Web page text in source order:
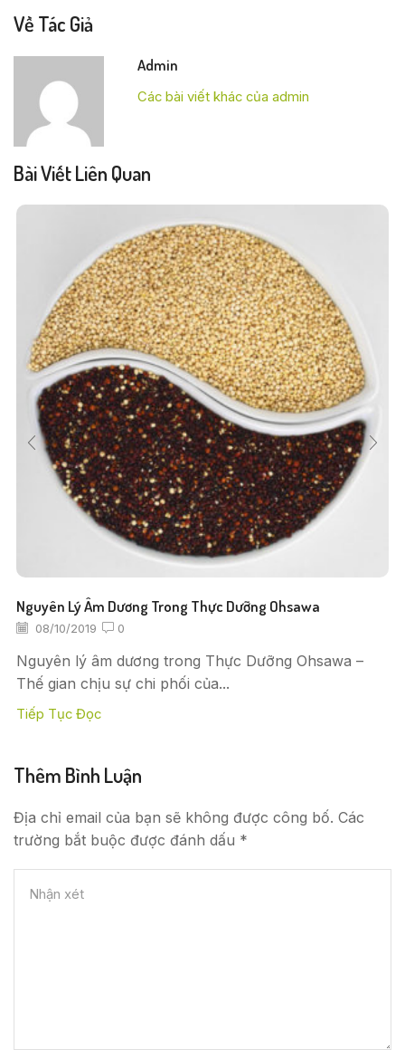
Về Tác Giả
Admin
Các bài viết khác của admin
Bài Viết Liên Quan
Nguyên Lý Âm Dương Trong Thực Dưỡng Ohsawa
08/10/2019 0
Nguyên lý âm dương trong Thực Dưỡng Ohsawa –
Thế gian chịu sự chi phối của...
Tiếp Tục Đọc
Thêm Bình Luận
Địa chỉ email của bạn sẽ không được công bố. Các
trường bắt buộc được đánh dấu *